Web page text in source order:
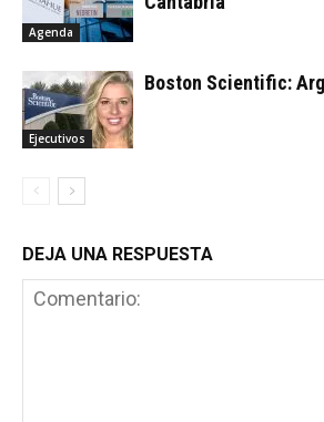
Agenda
Ejecutivos
Boston Scientific:
DEJA UNA RESPUESTA